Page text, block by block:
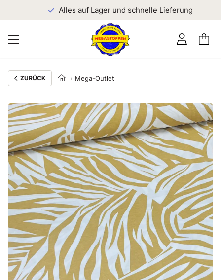
Alles auf Lager und schnelle Lieferung
ZURÜCK Mega-Outlet